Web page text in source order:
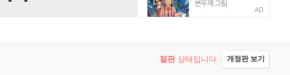
AD
절판상태입니다. 개정판 보기